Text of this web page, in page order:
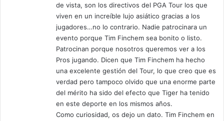
de vista, son los directivos del PGA Tour los que
viven en un increíble lujo asiático gracias a los
jugadores…no lo contrario. Nadie patrocinara un
evento porque Tim Finchem sea bonito o listo.
Patrocinan porque nosotros queremos ver a los
Pros jugando. Dicen que Tim Finchem ha hecho
una excelente gestión del Tour, lo que creo que es
verdad pero tampoco olvido que una enorme parte
del mérito ha sido del efecto que Tiger ha tenido
en este deporte en los mismos años.
Como curiosidad, os dejo un dato. Tim Finchem en